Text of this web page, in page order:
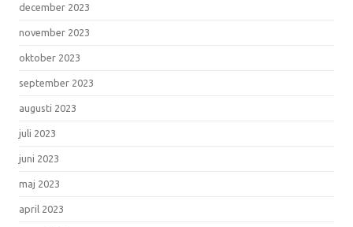
december 2023
november 2023
oktober 2023
september 2023
augusti 2023
juli 2023
juni 2023
maj 2023
april 2023